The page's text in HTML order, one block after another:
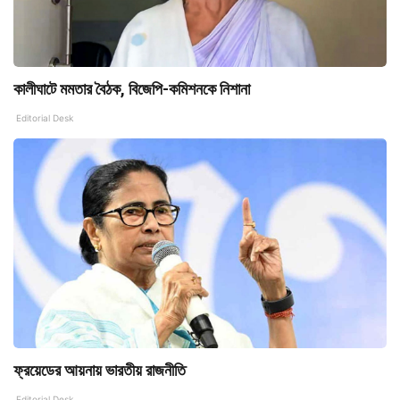
কালীঘাটে মমতার বৈঠক, বিজেপি-কমিশনকে নিশানা
Editorial Desk
ফ্রয়েডের আয়নায় ভারতীয় রাজনীতি